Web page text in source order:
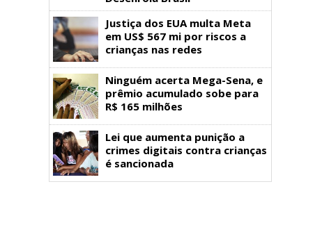
Justiça dos EUA multa Meta
em US$ 567 mi por riscos a
crianças nas redes
Ninguém acerta Mega-Sena, e
prêmio acumulado sobe para
R$ 165 milhões
Lei que aumenta punição a
crimes digitais contra crianças
é sancionada